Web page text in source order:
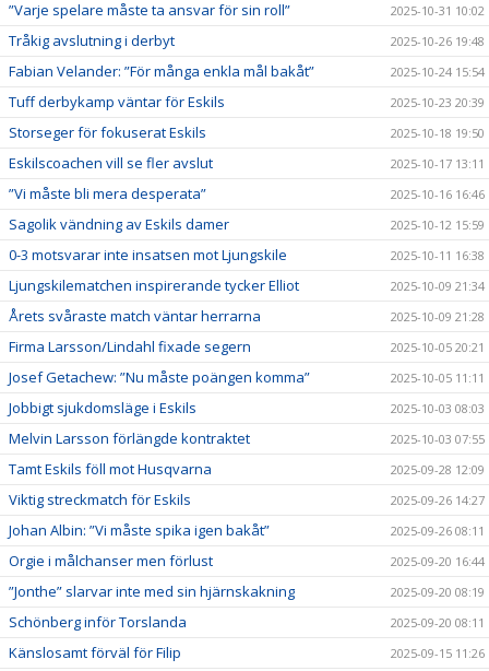
”Varje spelare måste ta ansvar för sin roll” 2025-10-31 10:02
Tråkig avslutning i derbyt 2025-10-26 19:48
Fabian Velander: ”För många enkla mål bakåt” 2025-10-24 15:54
Tuff derbykamp väntar för Eskils 2025-10-23 20:39
Storseger för fokuserat Eskils 2025-10-18 19:50
Eskilscoachen vill se fler avslut 2025-10-17 13:11
”Vi måste bli mera desperata” 2025-10-16 16:46
Sagolik vändning av Eskils damer 2025-10-12 15:59
0-3 motsvarar inte insatsen mot Ljungskile 2025-10-11 16:38
Ljungskilematchen inspirerande tycker Elliot 2025-10-09 21:34
Årets svåraste match väntar herrarna 2025-10-09 21:28
Firma Larsson/Lindahl fixade segern 2025-10-05 20:21
Josef Getachew: ”Nu måste poängen komma” 2025-10-05 11:11
Jobbigt sjukdomsläge i Eskils 2025-10-03 08:03
Melvin Larsson förlängde kontraktet 2025-10-03 07:55
Tamt Eskils föll mot Husqvarna 2025-09-28 12:09
Viktig streckmatch för Eskils 2025-09-26 14:27
Johan Albin: ”Vi måste spika igen bakåt” 2025-09-26 08:11
Orgie i målchanser men förlust 2025-09-20 16:44
”Jonthe” slarvar inte med sin hjärnskakning 2025-09-20 08:19
Schönberg inför Torslanda 2025-09-20 08:11
Känslosamt förväl för Filip 2025-09-15 11:26